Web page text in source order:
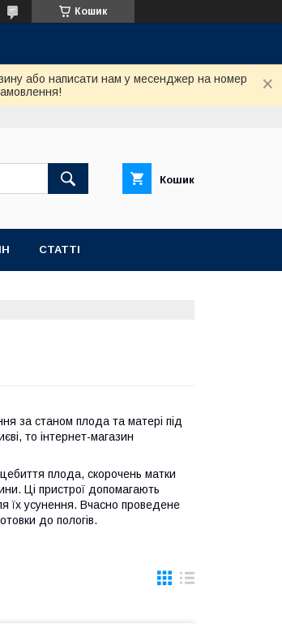
Кошик
або написати нам у месенджер на номер
Кошик
СТАТТІ
за станом плода та матері під
то інтернет-магазин
плода, скорочень матки
Ці пристрої допомагають
їх усунення. Вчасно проведене
до пологів.